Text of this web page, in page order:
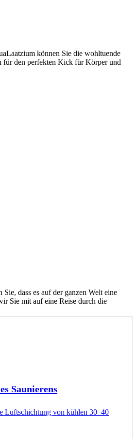
können Sie die wohltuende
für den perfekten Kick für Körper und
dass es auf der ganzen Welt eine
Sie mit auf eine Reise durch die
Saunierens